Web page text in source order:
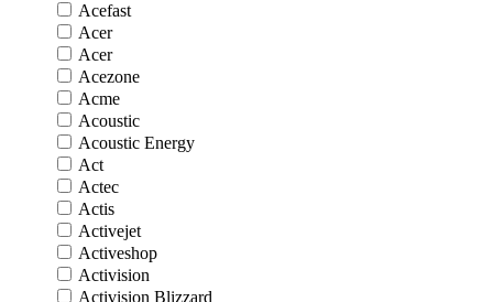
Acefast
Acer
Acer
Acezone
Acme
Acoustic
Acoustic Energy
Act
Actec
Actis
Activejet
Activeshop
Activision
Activision Blizzard